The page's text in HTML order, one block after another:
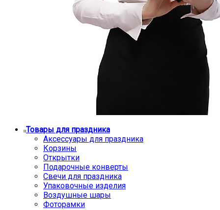
Товары для праздника
Аксессуары для праздника
Корзины
Открытки
Подарочные конверты
Свечи для праздника
Упаковочные изделия
Воздушные шары
Фоторамки